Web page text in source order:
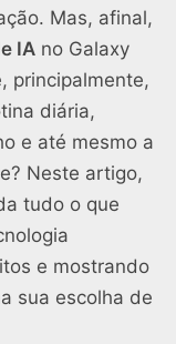
Mas, afinal,
IA no Galaxy
principalmente,
diária,
e até mesmo a
Neste artigo,
tudo o que
e mostrando
sua escolha de